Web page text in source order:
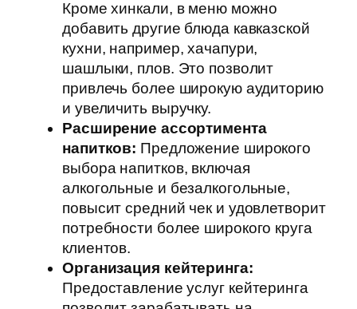
Кроме хинкали, в меню можно
добавить другие блюда кавказской
кухни, например, хачапури,
шашлыки, плов. Это позволит
привлечь более широкую аудиторию
и увеличить выручку.
Расширение ассортимента
напитков: Предложение широкого
выбора напитков, включая
алкогольные и безалкогольные,
повысит средний чек и удовлетворит
потребности более широкого круга
клиентов.
Организация кейтеринга:
Предоставление услуг кейтеринга